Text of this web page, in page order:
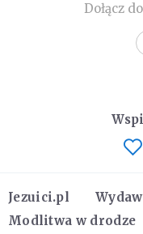
Dołącz
Jezuici.pl
Modlitwa w drodze